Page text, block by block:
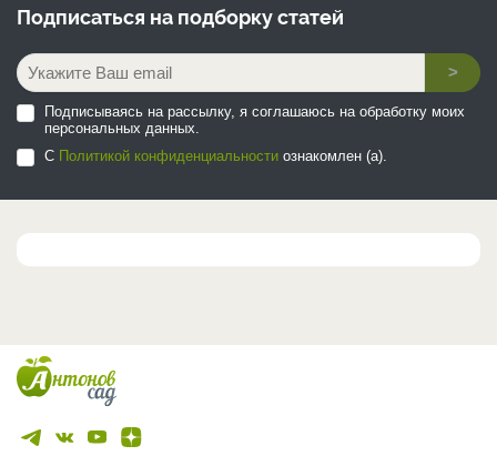
Подписаться на подборку статей
>
Подписываясь на рассылку, я соглашаюсь на обработку моих
персональных данных.
С Политикой конфиденциальности ознакомлен (а).